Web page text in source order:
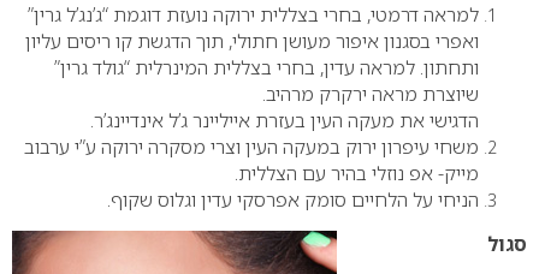
למראה דרמטי, בחרי בצללית ירוקה נועזת דוגמת “ג’נג’ל גרין”
ואפרי בסגנון איפור מעושן חתולי, תוך הדגשת קו ריסים עליון
ותחתון. למראה עדין, בחרי בצללית המינרלית “גולד גרין”
שיוצרת מראה ירקרק מרהיב.
הדגישי את מעקה העין בעזרת אייליינר ג’ל אינדיינג’ר.
משחי עיפרון ירוק במעקה העין וצרי מסקרה ירוקה ע”י ערבוב
מייק- אפ נוזלי בהיר עם הצללית.
הניחי על הלחיים סומק אפרסקי עדין וגלוס שקוף.
סגול